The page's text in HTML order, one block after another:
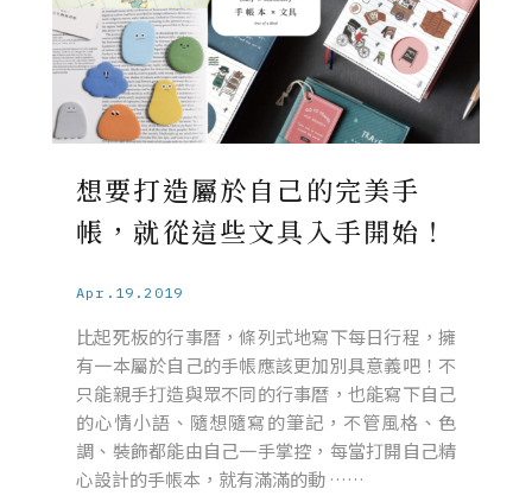
想要打造屬於自己的完美手
帳，就從這些文具入手開始！
Apr.19.2019
比起死板的行事曆，條列式地寫下每日行程，擁
有一本屬於自己的手帳應該更加別具意義吧！不
只能親手打造與眾不同的行事曆，也能寫下自己
的心情小語、隨想隨寫的筆記，不管風格、色
調、裝飾都能由自己一手掌控，每當打開自己精
心設計的手帳本，就有滿滿的動 ……